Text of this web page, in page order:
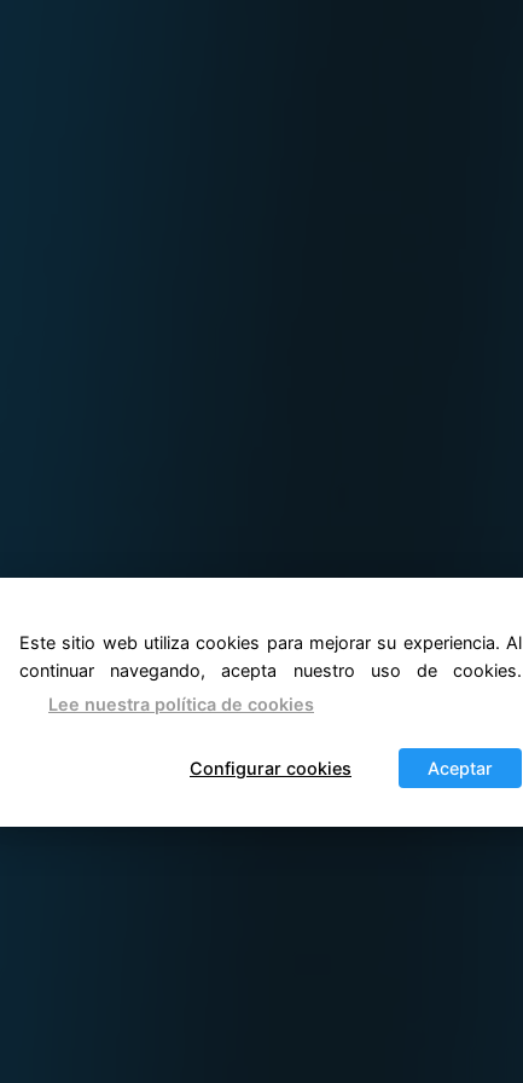
Este sitio web utiliza cookies para mejorar su experiencia. Al
continuar navegando, acepta nuestro uso de cookies.
Lee nuestra política de cookies
Aceptar
Configurar cookies